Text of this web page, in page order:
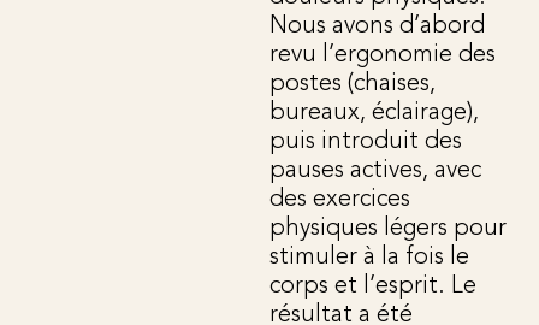
Nous avons d’abord
revu l’ergonomie des
postes (chaises,
bureaux, éclairage),
puis introduit des
pauses actives, avec
des exercices
physiques légers pour
stimuler à la fois le
corps et l’esprit. Le
résultat a été